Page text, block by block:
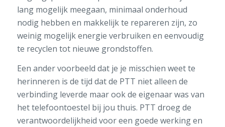
lang mogelijk meegaan, minimaal onderhoud
nodig hebben en makkelijk te repareren zijn, zo
weinig mogelijk energie verbruiken en eenvoudig
te recyclen tot nieuwe grondstoffen.
Een ander voorbeeld dat je je misschien weet te
herinneren is de tijd dat de PTT niet alleen de
verbinding leverde maar ook de eigenaar was van
het telefoontoestel bij jou thuis. PTT droeg de
verantwoordelijkheid voor een goede werking en